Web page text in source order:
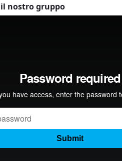
nostro gruppo